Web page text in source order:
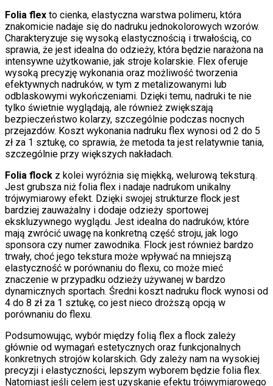
Folia flex to cienka, elastyczna warstwa polimeru, która
znakomicie nadaje się do nadruku jednokolorowych wzorów.
Charakteryzuje się wysoką elastycznością i trwałością, co
sprawia, że jest idealna do odzieży, która będzie narażona na
intensywne użytkowanie, jak stroje kolarskie. Flex oferuje
wysoką precyzję wykonania oraz możliwość tworzenia
efektywnych nadruków, w tym z metalizowanymi lub
odblaskowymi wykończeniami. Dzięki temu, nadruki te nie
tylko świetnie wyglądają, ale również zwiększają
bezpieczeństwo kolarzy, szczególnie podczas nocnych
przejazdów. Koszt wykonania nadruku flex wynosi od 2 do 5
zł za 1 sztukę, co sprawia, że metoda ta jest relatywnie tania,
szczególnie przy większych nakładach.
Folia flock z kolei wyróżnia się miękką, welurową teksturą.
Jest grubsza niż folia flex i nadaje nadrukom unikalny
trójwymiarowy efekt. Dzięki swojej strukturze flock jest
bardziej zauważalny i dodaje odzieży sportowej
ekskluzywnego wyglądu. Jest idealna do nadruków, które
mają zwrócić uwagę na konkretną część stroju, jak logo
sponsora czy numer zawodnika. Flock jest również bardzo
trwały, choć jego tekstura może wpływać na mniejszą
elastyczność w porównaniu do flexu, co może mieć
znaczenie w przypadku odzieży używanej w bardzo
dynamicznych sportach. Średni koszt nadruku flock wynosi od
4 do 8 zł za 1 sztukę, co jest nieco droższą opcją w
porównaniu do flexu.
Podsumowując, wybór między folią flex a flock zależy
głównie od wymagań estetycznych oraz funkcjonalnych
konkretnych strojów kolarskich. Gdy zależy nam na wysokiej
precyzji i elastyczności, lepszym wyborem będzie folia flex.
Natomiast jeśli celem jest uzyskanie efektu trójwymiarowego